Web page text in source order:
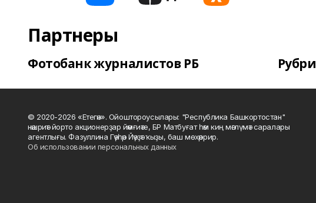
Партнеры
Фотобанк журналистов РБ
© 2020-2026 «Етегән». Ойоштороусылары: "Республика Башкортостан"
нәшриәт йорто акционерҙар йәмғиәте, БР Матбуғат һәм киң мәғлүмәт саралары
агентлығы. Фазуллина Гәүһәр Йәүҙәт ҡыҙы, баш мөхәррир.
Об использовании персональных данных